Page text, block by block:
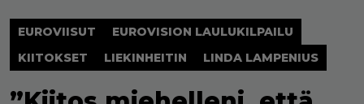
EUROVIISUT
EUROVISION LAULUKILPAILU
KIITOKSET
LIEKINHEITIN LINDA LAMPENIUS